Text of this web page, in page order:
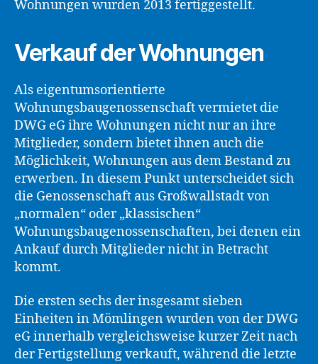
Wohnungen wurden 2013 fertiggestellt.
Verkauf der Wohnungen
Als eigentumsorientierte
Wohnungsbaugenossenschaft vermietet die
DWG eG ihre Wohnungen nicht nur an ihre
Mitglieder, sondern bietet ihnen auch die
Möglichkeit, Wohnungen aus dem Bestand zu
erwerben. In diesem Punkt unterscheidet sich
die Genossenschaft aus Großwallstadt von
„normalen“ oder „klassischen“
Wohnungsbaugenossenschaften, bei denen ein
Ankauf durch Mitglieder nicht in Betracht
kommt.
Die ersten sechs der insgesamt sieben
Einheiten in Mömlingen wurden von der DWG
eG innerhalb vergleichsweise kurzer Zeit nach
der Fertigstellung verkauft, während die letzte